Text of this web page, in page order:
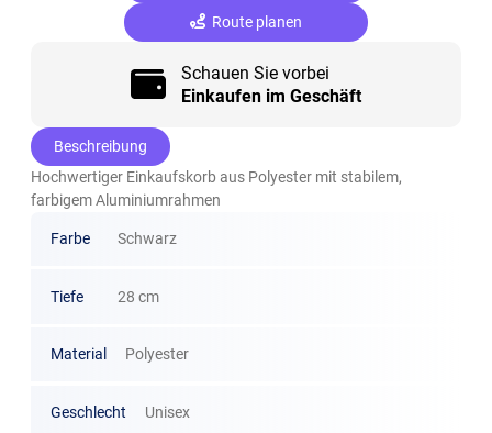
Route planen
Schauen Sie vorbei
Einkaufen im Geschäft
Beschreibung
Hochwertiger Einkaufskorb aus Polyester mit stabilem,
farbigem Aluminiumrahmen
Farbe Schwarz
Tiefe 28 cm
Material Polyester
Geschlecht Unisex